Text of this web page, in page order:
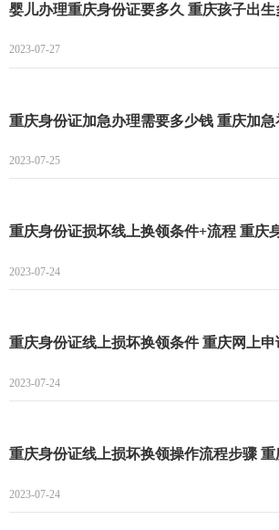
2023-07-27
重庆身份证加急办理需要多少钱 重庆加
2023-07-25
2023-07-24
重庆身份证线上损坏换领条件 重庆网上
2023-07-24
2023-07-24